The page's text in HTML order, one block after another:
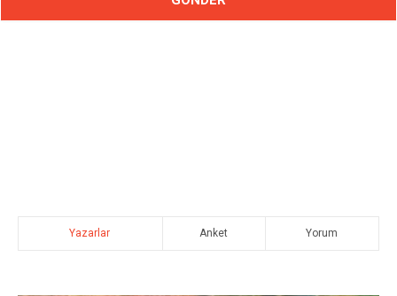
Yazarlar Anket Yorum